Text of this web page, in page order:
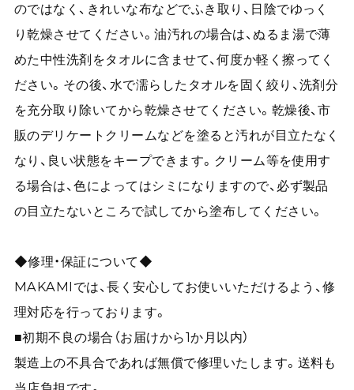
のではなく、きれいな布などでふき取り、日陰でゆっく
り乾燥させてください。油汚れの場合は、ぬるま湯で薄
めた中性洗剤をタオルに含ませて、何度か軽く擦ってく
ださい。その後、水で濡らしたタオルを固く絞り、洗剤分
を充分取り除いてから乾燥させてください。乾燥後、市
販のデリケートクリームなどを塗ると汚れが目立たなく
なり、良い状態をキープできます。クリーム等を使用す
る場合は、色によってはシミになりますので、必ず製品
の目立たないところで試してから塗布してください。
◆修理・保証について◆
MAKAMIでは、長く安心してお使いいただけるよう、修
理対応を行っております。
■初期不良の場合（お届けから1か月以内）
製造上の不具合であれば無償で修理いたします。送料も